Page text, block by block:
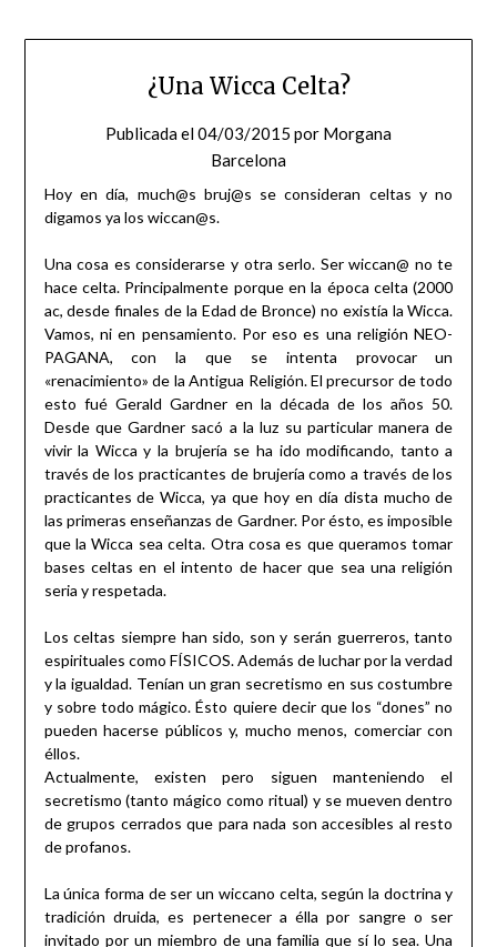
¿Una Wicca Celta?
Publicada el04/03/2015 por Morgana
Barcelona
Hoy en día, much@s bruj@s se consideran celtas y no
digamos ya los wiccan@s.
Una cosa es considerarse y otra serlo. Ser wiccan@ no te
hace celta. Principalmente porque en la época celta (2000
ac, desde finales de la Edad de Bronce) no existía la Wicca.
Vamos, ni en pensamiento. Por eso es una religión NEO-
PAGANA, con la que se intenta provocar un
«renacimiento» de la Antigua Religión. El precursor de todo
esto fué Gerald Gardner en la década de los años 50.
Desde que Gardner sacó a la luz su particular manera de
vivir la Wicca y la brujería se ha ido modificando, tanto a
través de los practicantes de brujería como a través de los
practicantes de Wicca, ya que hoy en día dista mucho de
las primeras enseñanzas de Gardner. Por ésto, es imposible
que la Wicca sea celta. Otra cosa es que queramos tomar
bases celtas en el intento de hacer que sea una religión
seria y respetada.
Los celtas siempre han sido, son y serán guerreros, tanto
espirituales como FÍSICOS. Además de luchar por la verdad
y la igualdad. Tenían un gran secretismo en sus costumbre
y sobre todo mágico. Ésto quiere decir que los “dones” no
pueden hacerse públicos y, mucho menos, comerciar con
éllos.
Actualmente, existen pero siguen manteniendo el
secretismo (tanto mágico como ritual) y se mueven dentro
de grupos cerrados que para nada son accesibles al resto
de profanos.
La única forma de ser un wiccano celta, según la doctrina y
tradición druida, es pertenecer a élla por sangre o ser
invitado por un miembro de una familia que sí lo sea. Una